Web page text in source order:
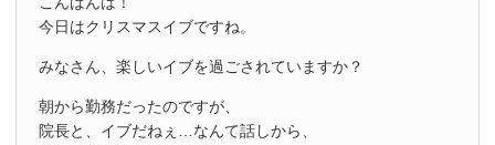
今日はクリスマスイブですね。
みなさん、楽しいイブを過ごされていますか？
朝から勤務だったのですが、
院長と、イブだねぇ…なんて話しから、